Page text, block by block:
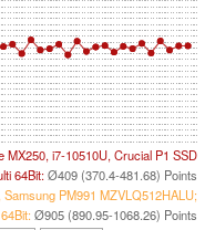
i7-10510U, Crucial P1 SSD
64Bit:Ø409 (370.4-481.68) Points
Samsung PM991 MZVLQ512HALU;
Ø905 (890.95-1068.26) Points